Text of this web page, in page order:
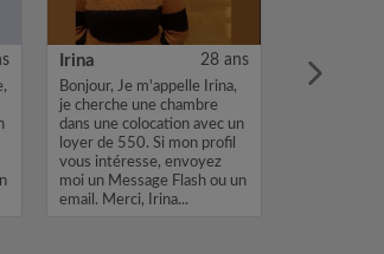
Irina 28 ans
Bonjour, Je m'appelle Irina,
je cherche une chambre
dans une colocation avec un
loyer de 550. Si mon profil
vous intéresse, envoyez
moi un Message Flash ou un
email. Merci, Irina...